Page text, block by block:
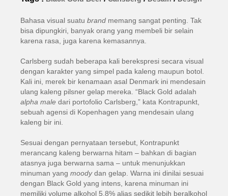
Bahasa visual suatu brand memang sangat penting. Tak
bisa dipungkiri, banyak orang yang membeli bir selain
karena rasa, juga karena kemasannya.
Carlsberg sudah beberapa kali berekspresi secara visual
dengan karakter yang simpel pada kaleng maupun botol.
Kali ini, merek bir kenamaan asal Denmark ini mendesain
ulang kaleng pilsner gelap mereka. “Black Gold adalah
alpha male dari portofolio Carlsberg,” kata Kontrapunkt,
sebuah agensi di Kopenhagen yang mendesain ulang
kaleng bir ini.
Sesuai dengan pernyataan tersebut, Kontrapunkt
merancang kaleng berwarna hitam – bahkan di bagian
atasnya juga berwarna sama – untuk menunjukkan
minuman yang moodydan gelap. Warna ini dinilai sesuai
dengan Black Gold yang intens, karena minuman ini
memiliki volume alkohol 5.8% alias sedikit lebih beralkohol